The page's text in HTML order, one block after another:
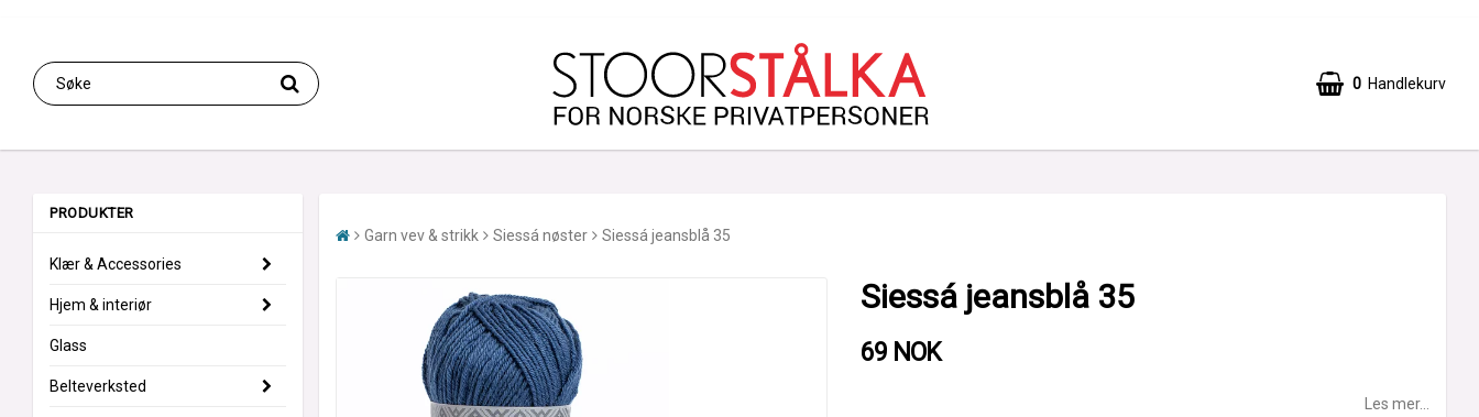
0 Handlekurv
PRODUKTER
Klær & Accessories
Hjem & interiør
Glass
Belteverksted
Garn vev & strikk Siessá nøster Siessá jeansblå 35
Siessá jeansblå 35
69 NOK
Les mer...